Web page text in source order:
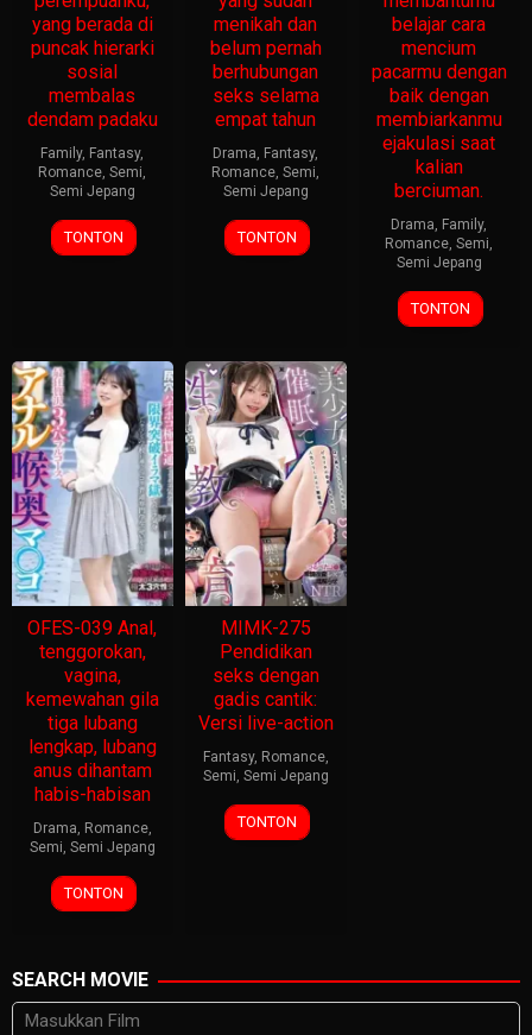
yang berada di
puncak hierarki
sosial
membalas
dendam padaku
Family, Fantasy,
Romance,Semi,
Semi Jepang
TONTON
menikah dan
belum pernah
berhubungan
seks selama
empat tahun
Drama, Fantasy,
Romance,Semi,
Semi Jepang
TONTON
belajar cara
mencium
pacarmu dengan
baik dengan
membiarkanmu
ejakulasi saat
kalian
berciuman.
Drama, Family,
Romance,Semi,
Semi Jepang
TONTON
OFES-039 Anal,
tenggorokan,
vagina,
kemewahan gila
tiga lubang
lengkap, lubang
anus dihantam
habis-habisan
Drama, Romance,
Semi, Semi Jepang
TONTON
MIMK-275
Pendidikan
seks dengan
gadis cantik:
Versi live-action
Fantasy, Romance,
Semi, Semi Jepang
TONTON
SEARCH MOVIE